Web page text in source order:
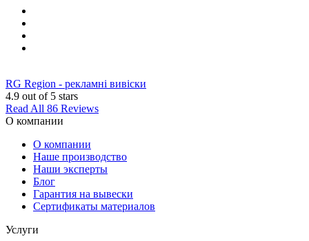
RG Region - рекламні вивіски
4.9 out of 5 stars
Read All 86 Reviews
О компании
О компании
Наше производство
Наши эксперты
Блог
Гарантия на вывески
Сертификаты материалов
Услуги